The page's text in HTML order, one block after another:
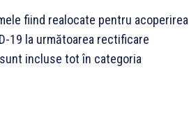
fiind realocate pentru acoperirea
19 la următoarea rectificare
incluse tot în categoria